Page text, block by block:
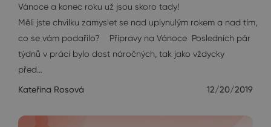
Vánoce a konec roku už jsou skoro tady!
Měli jste chvilku zamyslet se nad uplynulým rokem a nad tím,
co se vám podařilo? Přípravy na Vánoce Posledních pár
týdnů v práci bylo dost náročných, tak jako vždycky
před…
Kateřina Rosová 12/20/2019